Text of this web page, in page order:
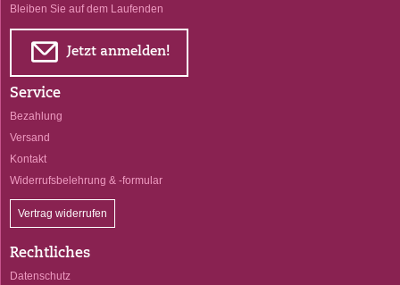
Bleiben Sie auf dem Laufenden
E Jetzt anmelden!
Service
Bezahlung
Versand
Kontakt
Widerrufsbelehrung & -formular
Vertrag widerrufen
Rechtliches
Datenschutz